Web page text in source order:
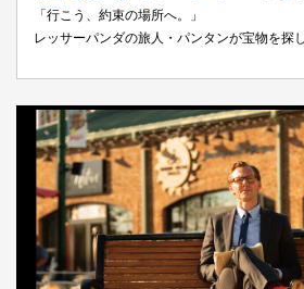
「行こう、約束の場所へ。」
レッサーパンダの旅人・パンタンが宝物を探